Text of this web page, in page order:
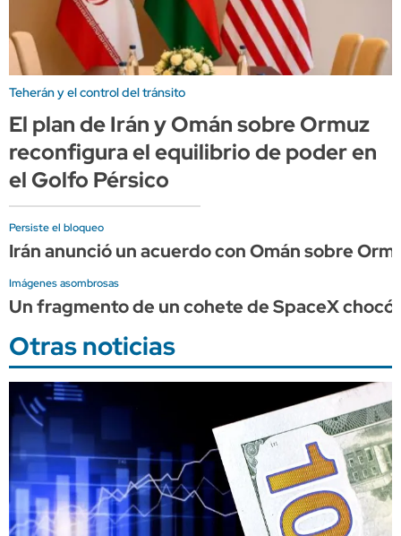
Teherán y el control del tránsito
El plan de Irán y Omán sobre Ormuz
reconfigura el equilibrio de poder en
el Golfo Pérsico
Persiste el bloqueo
Irán anunció un acuerdo con Omán sobre
Imágenes asombrosas
Un fragmento de un cohete de SpaceX
Otras noticias